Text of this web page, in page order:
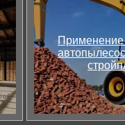
Применение